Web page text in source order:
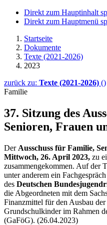
Direkt zum Hauptinhalt
Direkt zum Hauptmenü
Startseite
Dokumente
Texte (2021-2026)
2023
zurück zu: Texte (2021-2026) ()
Familie
37. Sitzung des
Senioren, Frauen
Der Ausschuss für Familie,
Mittwoch, 26. April 2023, zu
zusammengekommen. Auf der
unter anderem ein
des Deutschen
die Abgeordneten mit dem
Finanzmittel für den Ausbau
Grundschulkinder im Rahmen
(GaFöG). (26.04.2023)